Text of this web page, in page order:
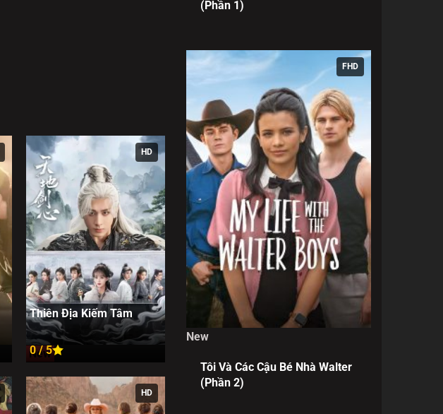
HD
New
Thiên Địa Kiếm Tâm
0 / 5
HD
(Phần 1)
FHD
New
Tôi Và Các Cậu Bé Nhà Walter
(Phần 2)